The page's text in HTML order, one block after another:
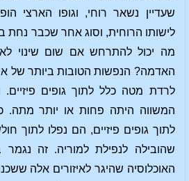
שעדיין נשאר רוחי, וגופו הארצי
לישותו הרוחית, וסוג אחר שכבר נחת
מה יכול להתרחש אם שום שינוי לא
האדמה? הנפשות הטובות ביותר של
לרדת מטה כלל לתוך גופים פיזיים.
המשווה היתה פחות או יותר מתה.
לתוך גופים פיזיים, הם נפלו לתוך
שהובילה לנפילת למוריה. זה
האוכלוסיה שהיגר לאיזורים אלה